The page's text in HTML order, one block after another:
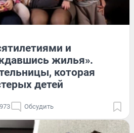
и
жилья».
которая
детей
973 Обсудить